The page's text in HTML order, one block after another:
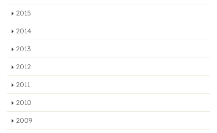
2015
2014
2013
2012
2011
2010
2009